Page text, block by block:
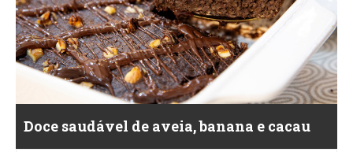
Doce saudável de aveia, banana e cacau